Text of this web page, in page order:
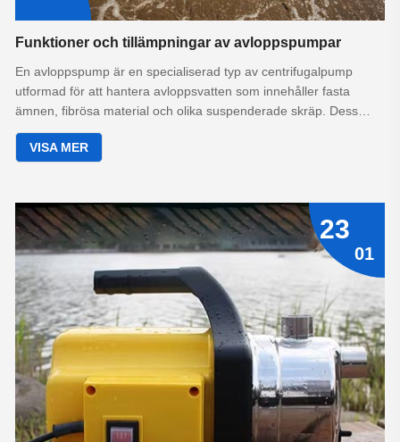
Funktioner och tillämpningar av avloppspumpar
En avloppspump är en specialiserad typ av centrifugalpump
utformad för att hantera avloppsvatten som innehåller fasta
ämnen, fibrösa material och olika suspenderade skräp. Dess
primära funktion är att effektivt transportera förorenade vätskor
som skulle täppa till eller skada vanliga vattenpumpar, vilket
VISA MER
23
01